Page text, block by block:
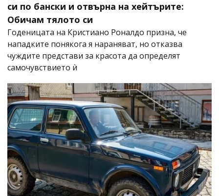
си по бански и отвърна на хейтърите:
Обичам тялото си
Годеницата на Кристиано Роналдо призна, че
нападките понякога я нараняват, но отказва
чуждите представи за красота да определят
самочувствието ѝ